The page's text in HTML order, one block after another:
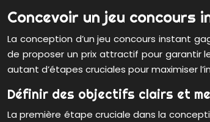
Concevoir un jeu
La conception d’un jeu concours instant
de proposer un prix attractif pour garantir
autant d’étapes cruciales pour maximiser
Définir des objectifs clairs et
La première étape cruciale dans la